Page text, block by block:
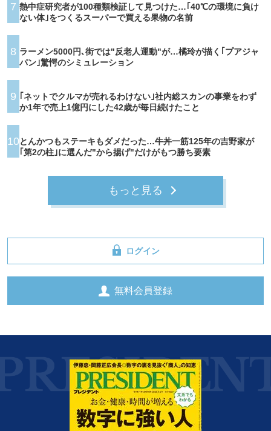
7 熱中症研究者が100種類検証して見つけた…｢40℃の環境に負け
ない体｣をつくるスーパーで買える果物の名前
8 ラーメン5000円､街では"反老人運動"が…橘玲が描く｢プアジャ
パン｣驚愕のシミュレーション
9 ｢ネットでクルマが売れるわけない｣社内総スカンの事業をわず
か1年で売上1億円にした42歳が毎日続けたこと
10とんかつもステーキもダメだった…牛丼一筋125年の吉野家が
｢第2の柱｣に選んだ"から揚げ"だけがもつ勝ち要素
もっと見る
ログイン
無料会員登録